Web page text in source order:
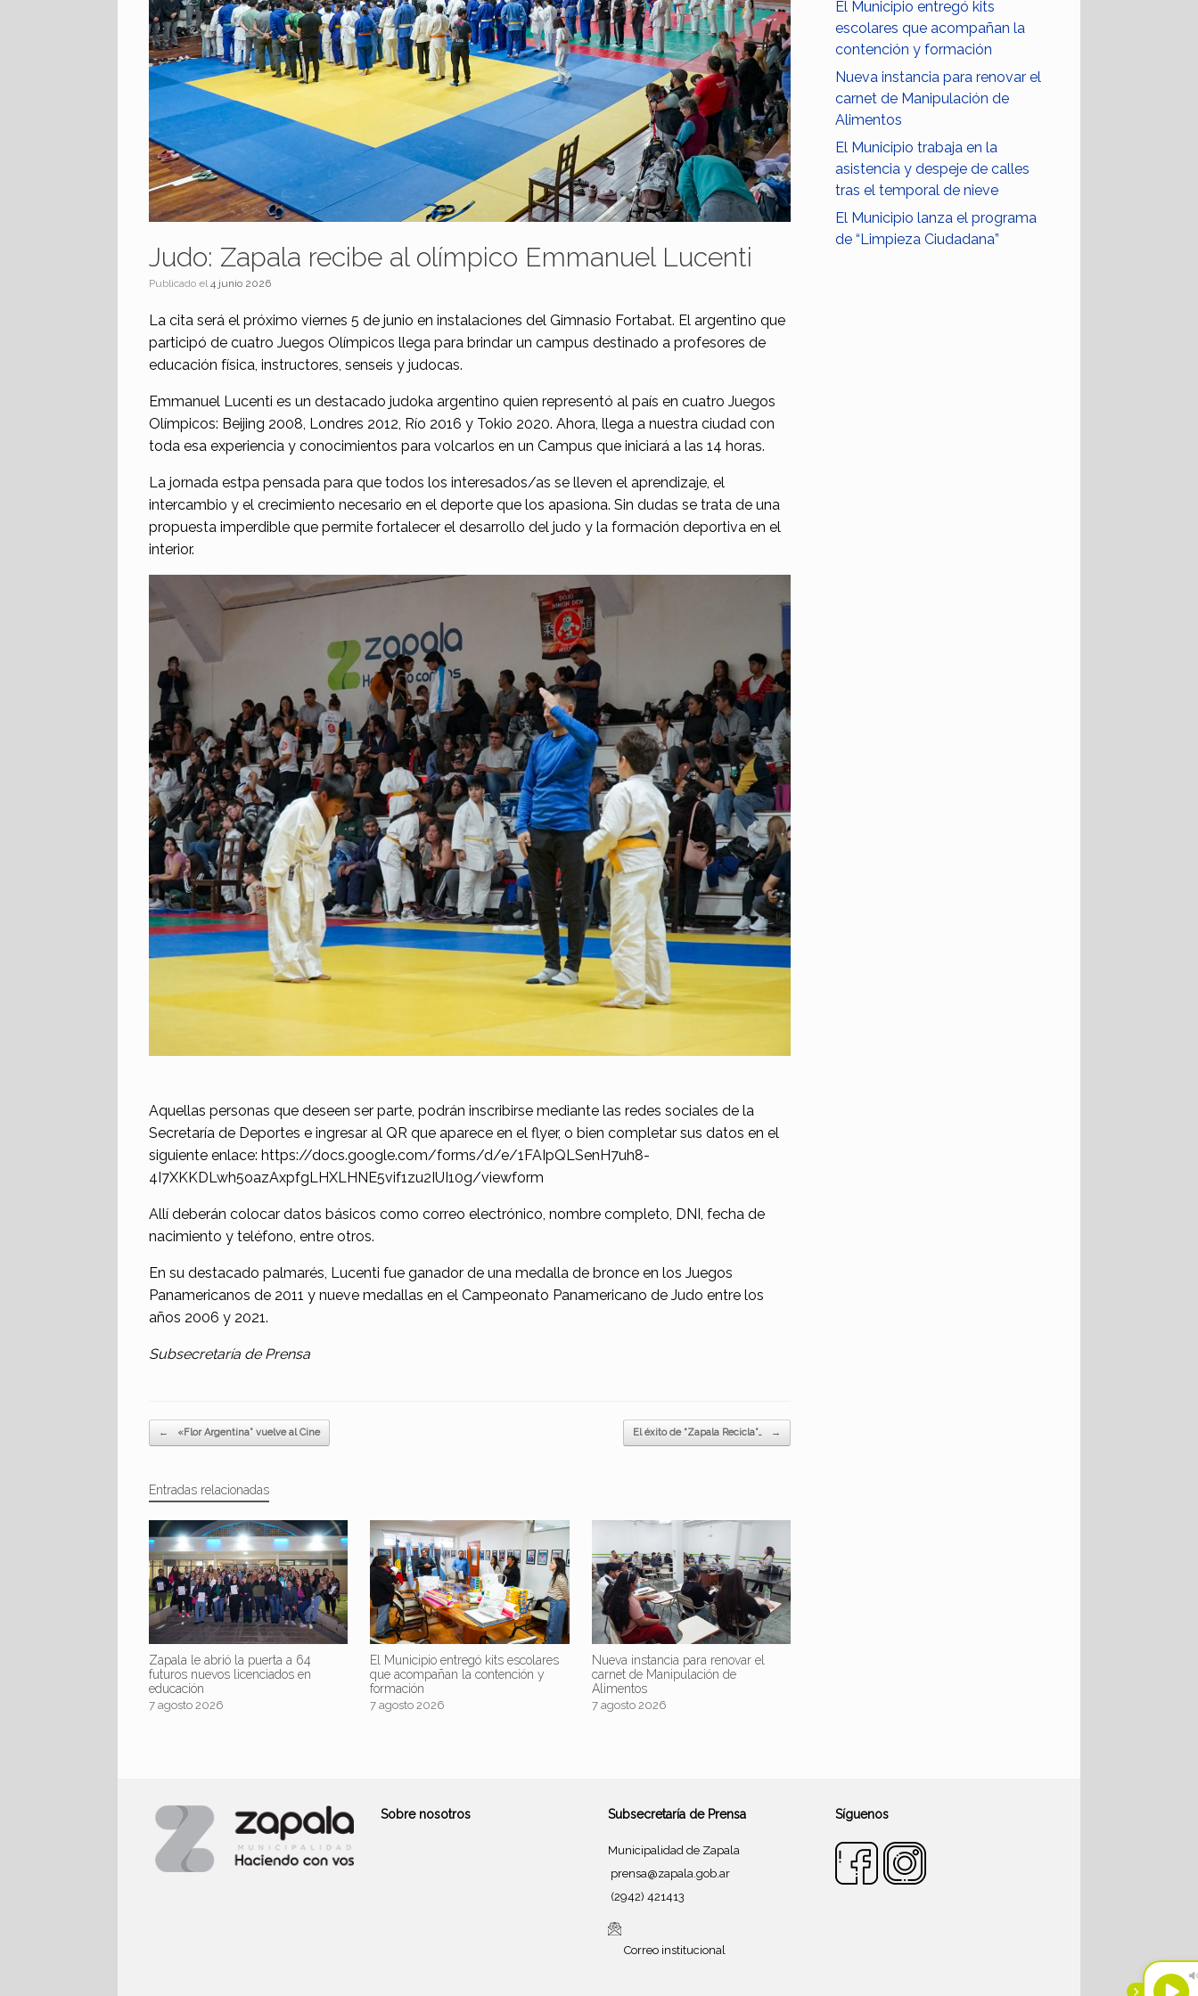
Judo: Zapala recibe al olímpico Emmanuel Lucenti
Publicado el4 junio 2026
La cita será el próximo viernes 5 de junio en instalaciones del Gimnasio Fortabat. El argentino que
participó de cuatro Juegos Olímpicos llega para brindar un campus destinado a profesores de
educación física, instructores, senseis y judocas.
Emmanuel Lucenti es un destacado judoka argentino quien representó al país en cuatro Juegos
Olímpicos: Beijing 2008, Londres 2012, Río 2016 y Tokio 2020. Ahora, llega a nuestra ciudad con
toda esa experiencia y conocimientos para volcarlos en un Campus que iniciará a las 14 horas.
La jornada estpa pensada para que todos los interesados/as se lleven el aprendizaje, el
intercambio y el crecimiento necesario en el deporte que los apasiona. Sin dudas se trata de una
propuesta imperdible que permite fortalecer el desarrollo del judo y la formación deportiva en el
interior.
Aquellas personas que deseen ser parte, podrán inscribirse mediante las redes sociales de la
Secretaría de Deportes e ingresar al QR que aparece en el flyer, o bien completar sus datos en el
siguiente enlace: https://docs.google.com/forms/d/e/1FAIpQLSenH7uh8-
4I7XKKDLwh5oazAxpfgLHXLHNE5vif1zu2IUI10g/viewform
Allí deberán colocar datos básicos como correo electrónico, nombre completo, DNI, fecha de
nacimiento y teléfono, entre otros.
En su destacado palmarés, Lucenti fue ganador de una medalla de bronce en los Juegos
Panamericanos de 2011 y nueve medallas en el Campeonato Panamericano de Judo entre los
años 2006 y 2021.
Subsecretaría de Prensa
Navegador de artículos
← «Flor Argentina” vuelve al Cine El éxito de “Zapala Recicla”… →
Entradas relacionadas
Zapala le abrió la puerta a 64
futuros nuevos licenciados en
educación
7 agosto 2026
El Municipio entregó kits escolares
que acompañan la contención y
formación
7 agosto 2026
Nueva instancia para renovar el
carnet de Manipulación de
Alimentos
7 agosto 2026
El Municipio entregó kits
escolares que acompañan la
contención y formación
Nueva instancia para renovar el
carnet de Manipulación de
Alimentos
El Municipio trabaja en la
asistencia y despeje de calles
tras el temporal de nieve
El Municipio lanza el programa
de “Limpieza Ciudadana”
Sobre nosotros Subsecretaría de Prensa
Municipalidad de Zapala
prensa@zapala.gob.ar
(2942) 421413
Correo institucional
Síguenos